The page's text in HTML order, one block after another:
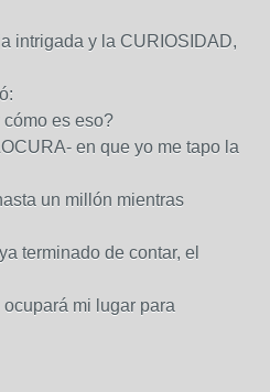
intrigada y la CURIOSIDAD,
es eso?
en que yo me tapo la
un millón mientras
terminado de contar, el
mi lugar para